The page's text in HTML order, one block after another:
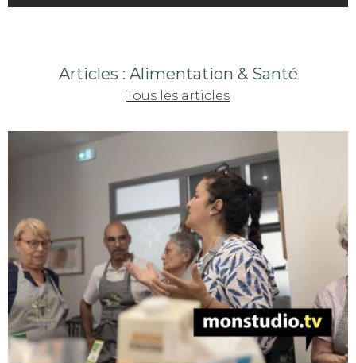
Articles : Alimentation & Santé
Tous les articles